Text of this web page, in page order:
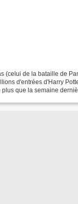
(celui de la bataille de
d'entrées d'Harry
que la semaine